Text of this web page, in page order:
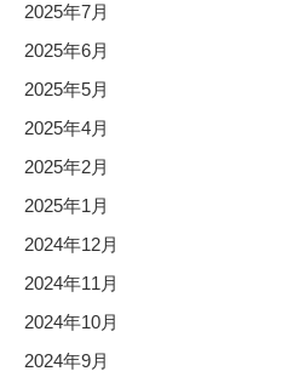
2025年7月
2025年6月
2025年5月
2025年4月
2025年2月
2025年1月
2024年12月
2024年11月
2024年10月
2024年9月